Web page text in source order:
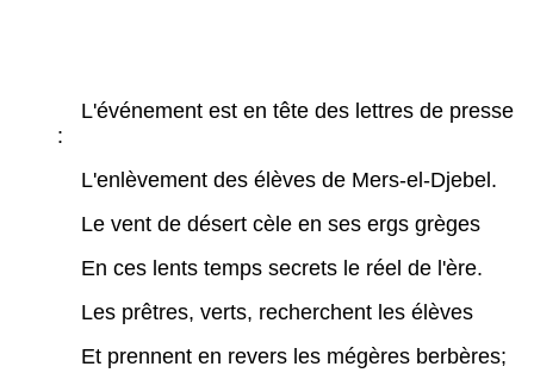
L'événement est en tête des lettres de presse
:
L'enlèvement des élèves de Mers-el-Djebel.
Le vent de désert cèle en ses ergs grèges
En ces lents temps secrets le réel de l'ère.
Les prêtres, verts, recherchent les élèves
Et prennent en revers les mégères berbères;